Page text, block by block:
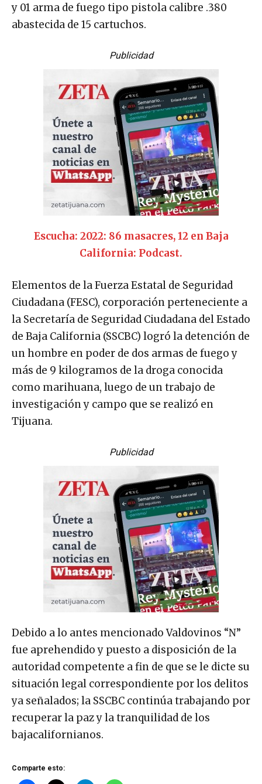
y 01 arma de fuego tipo pistola calibre .380
abastecida de 15 cartuchos.
Publicidad
Escucha: 2022: 86 masacres, 12 en Baja
California: Podcast.
Elementos de la Fuerza Estatal de Seguridad
Ciudadana (FESC), corporación perteneciente a
la Secretaría de Seguridad Ciudadana del Estado
de Baja California (SSCBC) logró la detención de
un hombre en poder de dos armas de fuego y
más de 9 kilogramos de la droga conocida
como marihuana, luego de un trabajo de
investigación y campo que se realizó en
Tijuana.
Publicidad
Debido a lo antes mencionado Valdovinos “N”
fue aprehendido y puesto a disposición de la
autoridad competente a fin de que se le dicte su
situación legal correspondiente por los delitos
ya señalados; la SSCBC continúa trabajando por
recuperar la paz y la tranquilidad de los
bajacalifornianos.
Comparte esto: